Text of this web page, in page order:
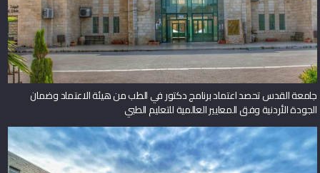
جامعة القدس تحصد اعتماد برنامج دكتور في الطب من هيئة الاعتماد وضمان
الجودة الأردنية وفق المعايير العالمية للتعليم الطبي